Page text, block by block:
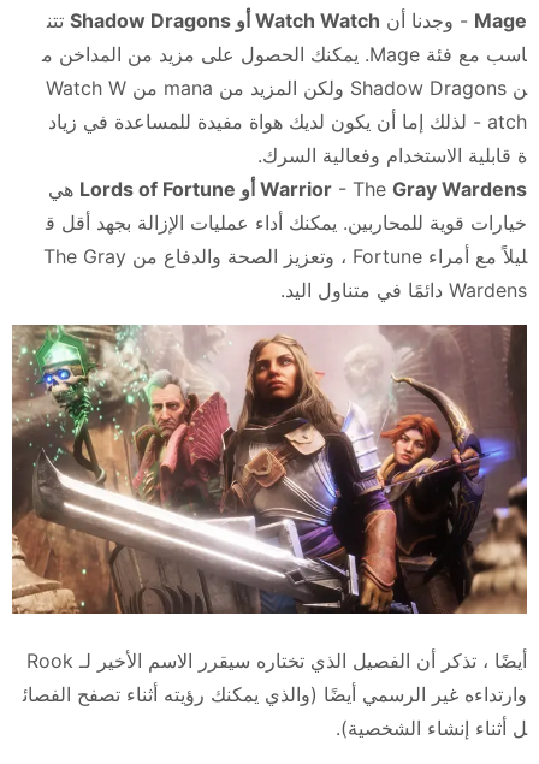
Mage - وجدنا أن Watch Watch أو Shadow Dragons
تتن
اسب مع فئة Mage. يمكنك الحصول على مزيد من المداخن م
ن Shadow Dragons ولكن المزيد من mana من Watch W
atch - لذلك إما أن يكون لديك هواة مفيدة للمساعدة في زياد
ة قابلية الاستخدام وفعالية السرك.
Warrior - The Gray Wardens أو Lords of Fortune
هي
خيارات قوية للمحاربين. يمكنك أداء عمليات الإزالة بجهد أقل ق
ليلاً مع أمراء Fortune ، وتعزيز الصحة والدفاع من The Gray
Wardens دائمًا في متناول اليد.
أيضًا ، تذكر أن الفصيل الذي تختاره سيقرر الاسم الأخير لـ Rook
وارتداءه غير الرسمي أيضًا (والذي يمكنك رؤيته أثناء تصفح الفصائ
ل أثناء إنشاء الشخصية).